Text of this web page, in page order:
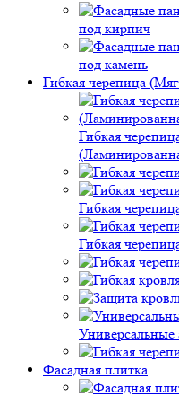
под кирпич
под камень
Гибкая черепица
Гибкая
Гибкая
Гибкая
Универсальные
Фасадная плитка